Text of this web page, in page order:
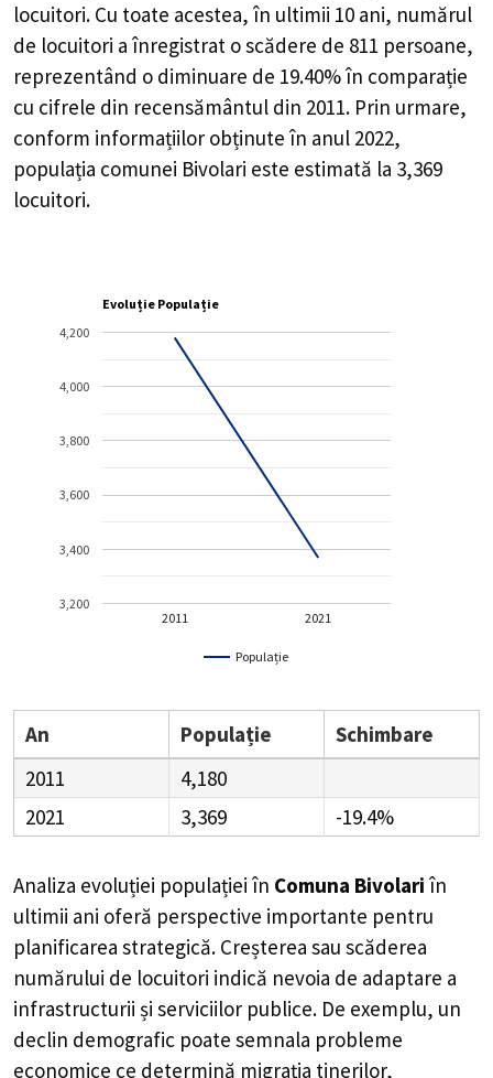
locuitori. Cu toate acestea, în ultimii 10 ani, numărul
de locuitori a înregistrat oscădere de 811 persoane,
reprezentând o diminuare de 19.40%în comparație
cu cifrele din recensământul din 2011. Prin urmare,
conform informațiilor obținute în anul 2022,
populația comunei Bivolari este estimată la 3,369
locuitori.
Evoluție Populație
Populație
2011 2021
3,200
3,400
3,600
3,800
4,000
4,200
An Populație
Schimbare
2011
4,180
2021
3,369 -19.4%
Analiza evoluției populației în Comuna Bivolari în
ultimii ani oferă perspective importante pentru
planificarea strategică. Creșterea sau scăderea
numărului de locuitori indică nevoia de adaptare a
infrastructurii și serviciilor publice. De exemplu, un
declin demografic poate semnala probleme
economice ce determină migrația tinerilor,